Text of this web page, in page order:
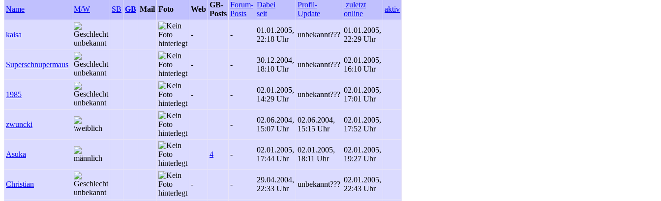
Name M/W SB GB Mail Foto Web
GB-
Posts
Forum-
Posts
Dabei
seit
Profil-
Update
zuletzt
online
aktiv
kaisa - -
01.01.2005,
22:18 Uhr
unbekannt???
01.01.2005,
22:29 Uhr
Superschnupermaus - -
30.12.2004,
18:10 Uhr
unbekannt???
02.01.2005,
16:10 Uhr
1985 - -
02.01.2005,
14:29 Uhr
unbekannt???
02.01.2005,
17:01 Uhr
zwuncki -
02.06.2004,
15:07 Uhr
02.06.2004,
15:15 Uhr
02.01.2005,
17:52 Uhr
Asuka 4 -
02.01.2005,
17:44 Uhr
02.01.2005,
18:11 Uhr
02.01.2005,
19:27 Uhr
Christian - -
29.04.2004,
22:33 Uhr
unbekannt???
02.01.2005,
22:43 Uhr